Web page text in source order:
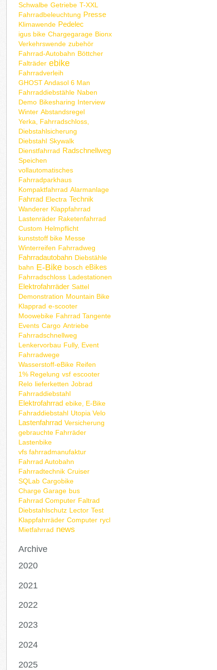
Schwalbe Getriebe T-XXL
Fahrradbeleuchtung Presse
Klimawende Pedelec
igus bike Chargegarage Bionx
Verkehrswende zubehör
Fahrrad-Autobahn Böttcher
Falträder ebike
Fahrradverleih
GHOST Andasol 6 Man
Fahrraddiebstähle Naben
Demo Bikesharing Interview
Winter Abstandsregel
Yerka, Fahrradschloss,
Diebstahlsicherung
Diebstahl Skywalk
Dienstfahrrad Radschnellweg
Speichen
vollautomatisches
Fahrradparkhaus
Kompaktfahrrad Alarmanlage
Fahrrad Electra Technik
Wanderer Klappfahrrad
Lastenräder Raketenfahrrad
Custom Helmpflicht
kunststoff bike Messe
Winterreifen Fahrradweg
Fahrradautobahn Diebstähle
bahn E-Bike bosch eBikes
Fahrradschloss Ladestationen
Elektrofahrräder Sattel
Demonstration Mountain Bike
Klapprad e-scooter
Moowebike Fahrrad Tangente
Events Cargo Antriebe
Fahrradschnellweg
Lenkervorbau Fully, Event
Fahrradwege
Wasserstoff-eBike Reifen
1% Regelung vsf escooter
Relo lieferketten Jobrad
Fahrraddiebstahl
Elektrofahrrad ebike, E-Bike
Fahraddiebstahl Utopia Velo
Lastenfahrrad Versicherung
gebrauchte Fahrräder
Lastenbike
vfs fahrradmanufaktur
Fahrrad Autobahn
Fahrradtechnik Cruiser
SQLab Cargobike
Charge Garage bus
Fahrrad Computer Faltrad
Diebstahlschutz Lector Test
Klappfahrräder Computer rycl
Mietfahrrad news
Archive
2020
2021
2022
2023
2024
2025